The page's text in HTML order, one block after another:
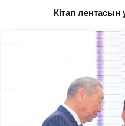
Кітап